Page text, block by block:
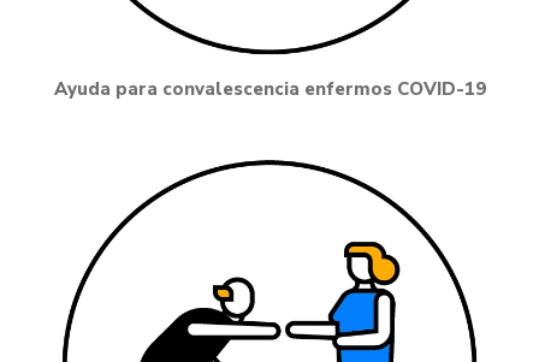
Ayuda para convalescencia enfermos COVID-19